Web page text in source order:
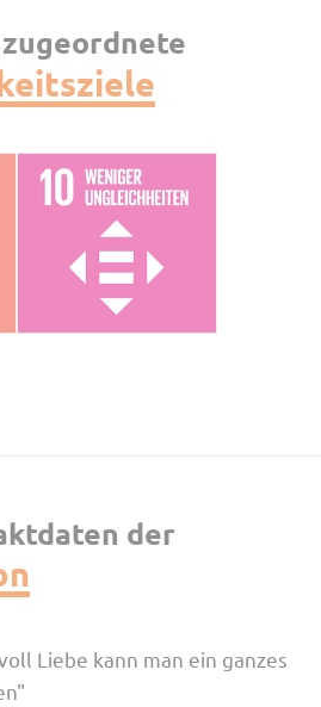
der
Liebe kann man ein ganzes